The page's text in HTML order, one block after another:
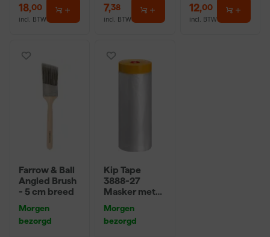
18,00
incl. BTW
7,38
incl. BTW
12,00
incl. BTW
Farrow & Ball
Angled Brush
- 5 cm breed
Morgen
bezorgd
Kip Tape
3888-27
Masker met
2,7 x 20m
Morgen
bezorgd